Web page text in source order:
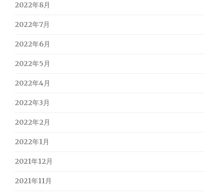
2022年8月
2022年7月
2022年6月
2022年5月
2022年4月
2022年3月
2022年2月
2022年1月
2021年12月
2021年11月